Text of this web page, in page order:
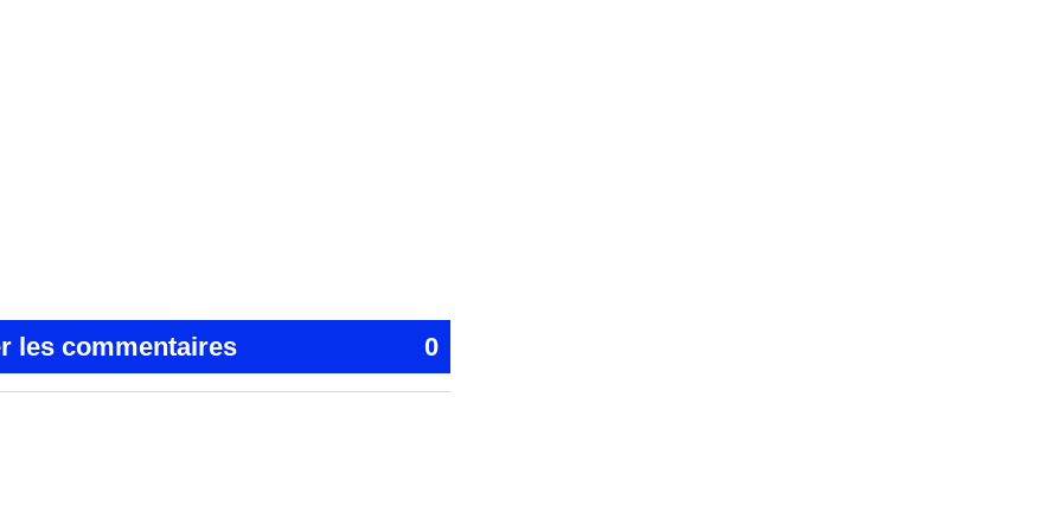
les commentaires 0